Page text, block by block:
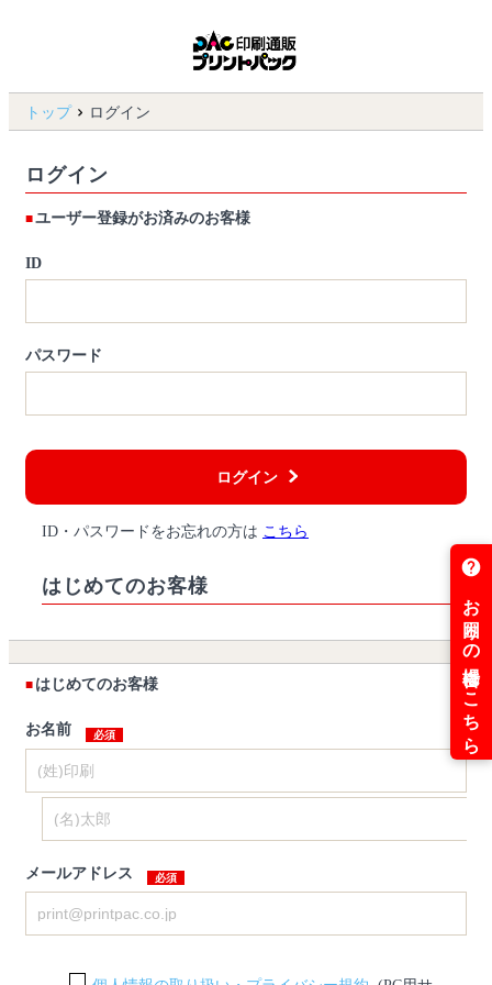
トップ ログイン
ログイン
ユーザー登録がお済みのお客様
ID
パスワード
ログイン
ID・パスワードをお忘れの方は こちら
はじめてのお客様
はじめてのお客様
お名前
メールアドレス